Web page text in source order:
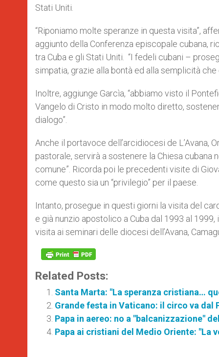
Stati Uniti.
“Riponiamo molte speranze in questa visita”,
aggiunto della Conferenza episcopale cubana,
tra Cuba e gli Stati Uniti. “I fedeli cubani –
simpatia, grazie alla bontà ed alla semplicità
Inoltre, aggiunge Garcìa, “abbiamo visto il
Vangelo di Cristo in modo molto diretto,
dialogo”.
Anche il portavoce dell’arcidiocesi de L’Avana,
pastorale, servirà a sostenere la Chiesa cubana
comune”. Ricorda poi le precedenti visite di
come questo sia un “privilegio” per il paese.
Intanto, prosegue in questi giorni la visita del
e già nunzio apostolico a Cuba dal 1993 al
visita ai seminari delle diocesi dell’Avana,
Related Posts:
Santa Marta: "La speranza cristiana…
Grande festa in Vaticano: il circo va dal
Papa in aereo: no a "balcanizzazione"
Papa ai cristiani del Medio Oriente: "La